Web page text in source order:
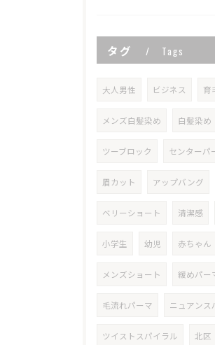
タグ Tags
大人男性 ビジネス 育
メンズ白髪染め 白髪染め
ツーブロック センターパ
眉カット アップバング
ベリーショート 清潔感
小学生 幼児 赤ちゃん
メンズショート 緩めパー
毛流れパーマ ニュアンス
ツイストスパイラル 北区